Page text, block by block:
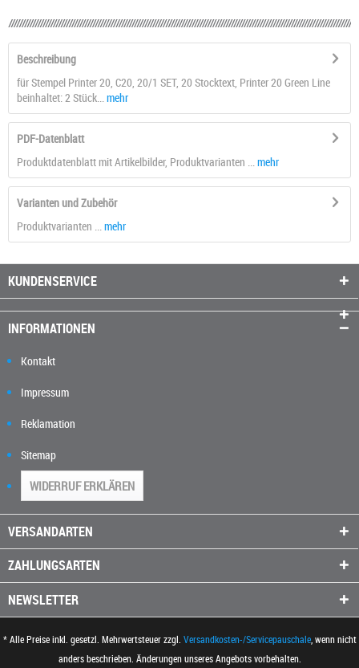
Beschreibung
für Stempel Printer 20, C20, 20/1 SET, 20 Stocktext, Printer 20 Green Line
beinhaltet: 2 Stück...
mehr
PDF-Datenblatt
Produktdatenblatt mit Artikelbilder, Produktvarianten ... mehr
Varianten und Zubehör
Produktvarianten ... mehr
KUNDENSERVICE
INFORMATIONEN
Kontakt
Impressum
Reklamation
Sitemap
WIDERRUF ERKLÄREN
VERSANDARTEN
ZAHLUNGSARTEN
NEWSLETTER
* Alle Preise inkl. gesetzl. Mehrwertsteuer zzgl. Versandkosten-/Servicepauschale, wenn nicht
anders beschrieben. Änderungen unseres Angebots vorbehalten.